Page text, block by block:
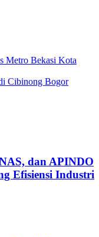
Metro Bekasi Kota
Cibinong Bogor
dan APINDO
Efisiensi Industri